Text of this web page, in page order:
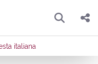
Pesquisar
Compartilhar
italiana